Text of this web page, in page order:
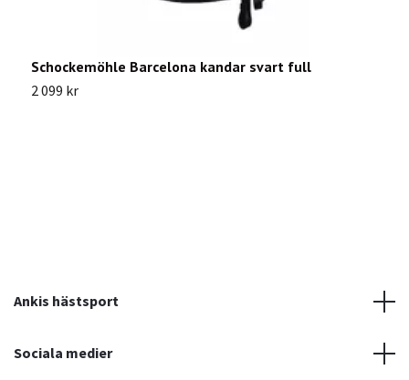
Schockemöhle Barcelona kandar svart full
2 099 kr
Ankis hästsport
Sociala medier